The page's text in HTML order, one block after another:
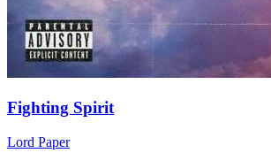
Fighting Spirit
Lord Paper